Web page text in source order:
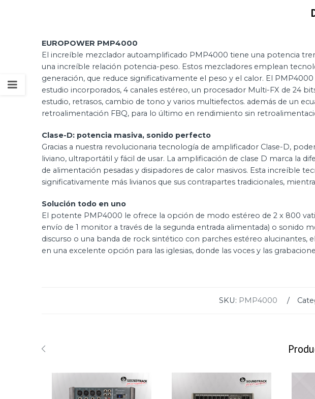
EUROPOWER PMP4000
El increíble mezclador autoamplificado PMP4000 tiene una potencia
una increíble relación potencia-peso. Estos mezcladores emplean
generación, que reduce significativamente el peso y el calor. El
estudio incorporados, 4 canales estéreo, un procesador Multi-FX de 24
estudio, retrasos, cambio de tono y varios multiefectos. además de un
retroalimentación FBQ, para lo último en rendimiento sin
Clase-D: potencia masiva, sonido perfecto
Gracias a nuestra revolucionaria tecnología de amplificador Clase-D,
liviano, ultraportátil y fácil de usar. La amplificación de clase D marca la
de alimentación pesadas y disipadores de calor masivos. Esta increíble
significativamente más livianos que sus contrapartes tradicionales,
Solución todo en uno
El potente PMP4000 le ofrece la opción de modo estéreo de 2 x 800
envío de 1 monitor a través de la segunda entrada alimentada) o sonido
discurso o una banda de rock sintético con parches estéreo
en una excelente opción para las iglesias, donde las voces y las
SKU: PMP4000